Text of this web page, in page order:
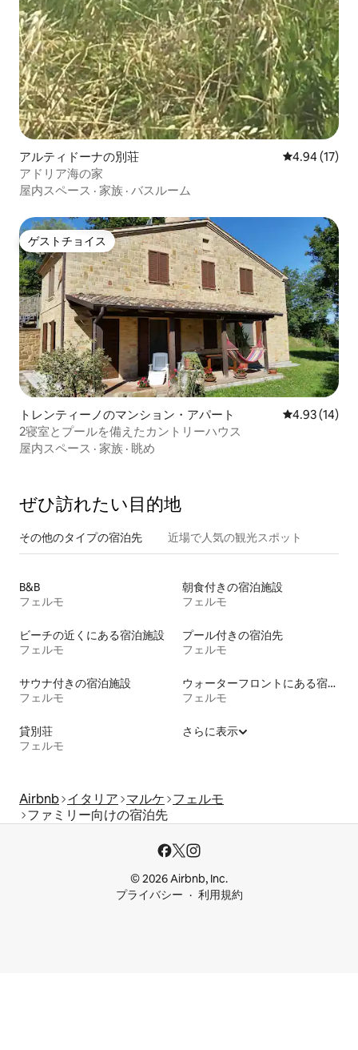
アルティドーナの別荘 レビュー17
4.94 (17)
アドリア海の家
屋内スペース · 家族 · バスルーム
ゲストチョイス
ゲストチョイス
トレンティーノのマンション・アパート レビュー14
4.93 (14)
2寝室とプールを備えたカントリーハウス
屋内スペース · 家族 · 眺め
ぜひ訪⁠れ⁠た⁠い目⁠的⁠地
その他のタ⁠イ⁠プ⁠の宿⁠泊⁠先 近場で人気の観光スポット
B&B
フェルモ
朝食付きの宿泊施設
フェルモ
ビーチの近くにある宿泊施設
フェルモ
プール付きの宿泊先
フェルモ
サウナ付きの宿泊施設
フェルモ
ウォーターフロントにある宿泊施設
フェルモ
貸別荘
フェルモ
さらに表示
Airbnb イタリア マルケ フェルモ
ファミリー向けの宿泊先
© 2026 Airbnb, Inc.
プライバシー
利用規約